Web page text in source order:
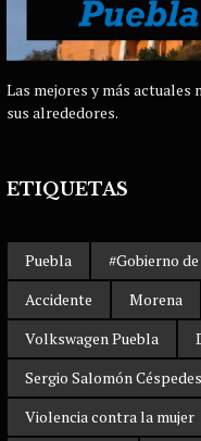
Las mejores y más actuales
sus alrededores.
ETIQUETAS
Puebla #Gobierno
Accidente
Morena
Volkswagen Puebla
Sergio Salomón Céspedes
Violencia contra la mujer